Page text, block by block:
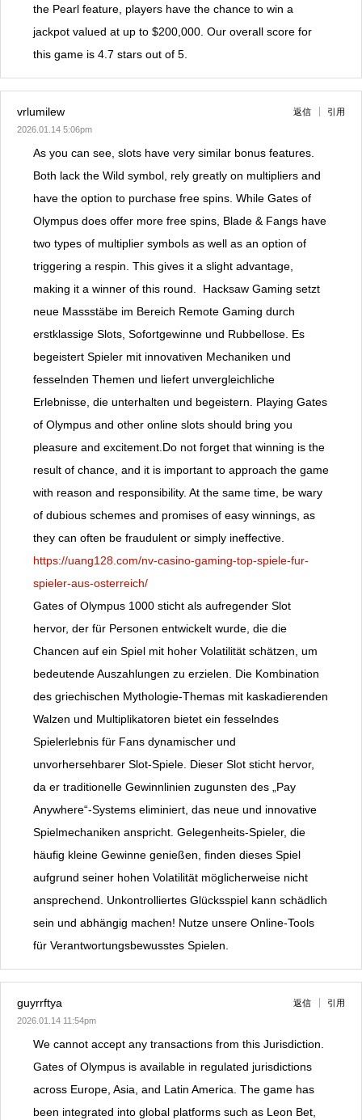
the Pearl feature, players have the chance to win a
jackpot valued at up to $200,000. Our overall score for
this game is 4.7 stars out of 5.
vrlumilew
2026.01.14 5:06pm
返信 引用
As you can see, slots have very similar bonus features.
Both lack the Wild symbol, rely greatly on multipliers and
have the option to purchase free spins. While Gates of
Olympus does offer more free spins, Blade & Fangs have
two types of multiplier symbols as well as an option of
triggering a respin. This gives it a slight advantage,
making it a winner of this round. Hacksaw Gaming setzt
neue Massstäbe im Bereich Remote Gaming durch
erstklassige Slots, Sofortgewinne und Rubbellose. Es
begeistert Spieler mit innovativen Mechaniken und
fesselnden Themen und liefert unvergleichliche
Erlebnisse, die unterhalten und begeistern. Playing Gates
of Olympus and other online slots should bring you
pleasure and excitement.Do not forget that winning is the
result of chance, and it is important to approach the game
with reason and responsibility. At the same time, be wary
of dubious schemes and promises of easy winnings, as
they can often be fraudulent or simply ineffective.
https://uang128.com/nv-casino-gaming-top-spiele-fur-
spieler-aus-osterreich/
Gates of Olympus 1000 sticht als aufregender Slot
hervor, der für Personen entwickelt wurde, die die
Chancen auf ein Spiel mit hoher Volatilität schätzen, um
bedeutende Auszahlungen zu erzielen. Die Kombination
des griechischen Mythologie-Themas mit kaskadierenden
Walzen und Multiplikatoren bietet ein fesselndes
Spielerlebnis für Fans dynamischer und
unvorhersehbarer Slot-Spiele. Dieser Slot sticht hervor,
da er traditionelle Gewinnlinien zugunsten des „Pay
Anywhere“-Systems eliminiert, das neue und innovative
Spielmechaniken anspricht. Gelegenheits-Spieler, die
häufig kleine Gewinne genießen, finden dieses Spiel
aufgrund seiner hohen Volatilität möglicherweise nicht
ansprechend. Unkontrolliertes Glücksspiel kann schädlich
sein und abhängig machen! Nutze unsere Online-Tools
für Verantwortungsbewusstes Spielen.
guyrrftya
2026.01.14 11:54pm
返信 引用
We cannot accept any transactions from this Jurisdiction.
Gates of Olympus is available in regulated jurisdictions
across Europe, Asia, and Latin America. The game has
been integrated into global platforms such as Leon Bet,